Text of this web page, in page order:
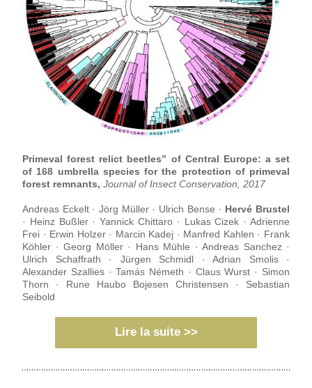
Primeval forest relict beetles” of Central Europe: a set
of 168 umbrella species for the protection of primeval
forest remnants, Journal of Insect Conservation, 2017
Andreas Eckelt · Jörg Müller · Ulrich Bense · Hervé Brustel
· Heinz Bußler · Yannick Chittaro · Lukas Cizek · Adrienne
Frei · Erwin Holzer · Marcin Kadej · Manfred Kahlen · Frank
Köhler · Georg Möller · Hans Mühle · Andreas Sanchez ·
Ulrich Schaffrath · Jürgen Schmidl · Adrian Smolis ·
Alexander Szallies · Tamás Németh · Claus Wurst · Simon
Thorn · Rune Haubo Bojesen Christensen · Sebastian
Seibold
Lire la suite >>